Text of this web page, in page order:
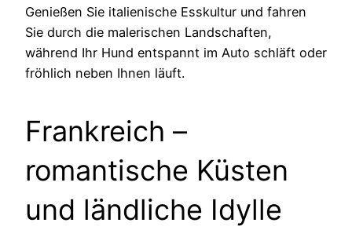
Genießen Sie italienische Esskultur und fahren
Sie durch die malerischen Landschaften,
während Ihr Hund entspannt im Auto schläft oder
fröhlich neben Ihnen läuft.
Frankreich –
romantische Küsten
und ländliche Idylle